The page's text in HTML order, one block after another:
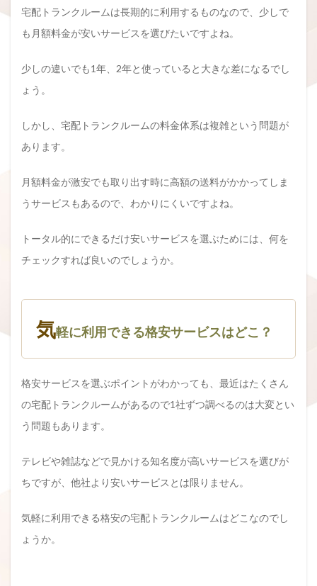
宅配トランクルームは長期的に利用するものなので、少しで
も月額料金が安いサービスを選びたいですよね。
少しの違いでも1年、2年と使っていると大きな差になるでし
ょう。
しかし、宅配トランクルームの料金体系は複雑という問題が
あります。
月額料金が激安でも取り出す時に高額の送料がかかってしま
うサービスもあるので、わかりにくいですよね。
トータル的にできるだけ安いサービスを選ぶためには、何を
チェックすれば良いのでしょうか。
気軽に利用できる格安サービスはどこ？
格安サービスを選ぶポイントがわかっても、最近はたくさん
の宅配トランクルームがあるので1社ずつ調べるのは大変とい
う問題もあります。
テレビや雑誌などで見かける知名度が高いサービスを選びが
ちですが、他社より安いサービスとは限りません。
気軽に利用できる格安の宅配トランクルームはどこなのでし
ょうか。